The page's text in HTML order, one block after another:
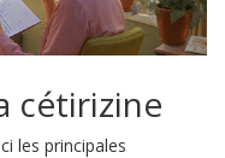
cétirizine
les principales